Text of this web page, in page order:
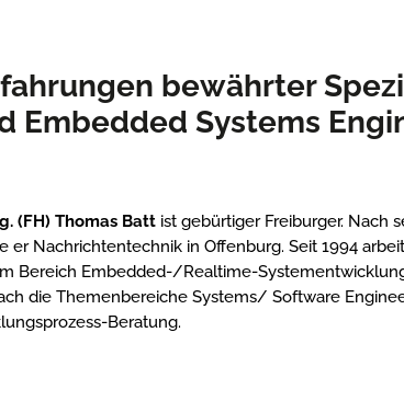
bewährter
Embedded Systems
(FH) Thomas Battist gebürtiger Freiburger. Nach
er Nachrichtentechnik in Offenburg. Seit 1994
Bereich Embedded-/Realtime-
die Themenbereiche Systems/ Software
Beratung.